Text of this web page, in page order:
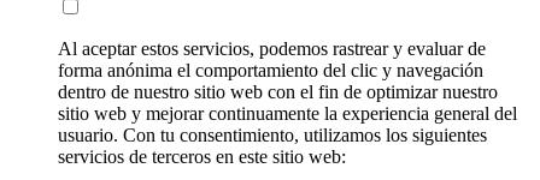
Al aceptar estos servicios, podemos rastrear y evaluar de
forma anónima el comportamiento del clic y navegación
dentro de nuestro sitio web con el fin de optimizar nuestro
sitio web y mejorar continuamente la experiencia general del
usuario. Con tu consentimiento, utilizamos los siguientes
servicios de terceros en este sitio web: